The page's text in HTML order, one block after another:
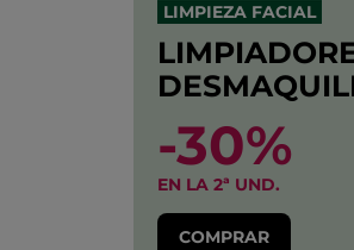
LIMPIEZA FACIAL
-30%
EN LA 2ª UND.
COMPRAR